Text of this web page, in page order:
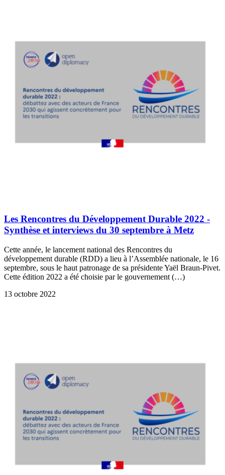
Les Rencontres du Développement Durable 2022 -
Synthèse et interviews du 30 septembre à Metz
Cette année, le lancement national des Rencontres du
développement durable (RDD) a lieu à l’Assemblée nationale, le 16
septembre, sous le haut patronage de sa présidente Yaël Braun-Pivet.
Cette édition 2022 a été choisie par le gouvernement (…)
13 octobre 2022